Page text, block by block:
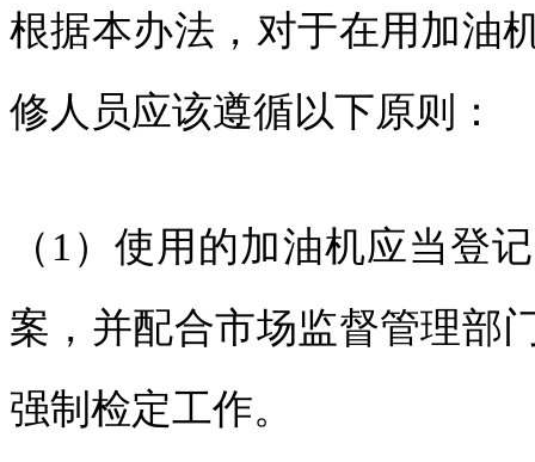
根据本办法，对于在用加油
修人员应该遵循以下原则：
（1）使用的加油机应当登
案，并配合市场监督管理部
强制检定工作。